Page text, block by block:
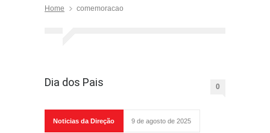
Home comemoracao
Dia dos Pais 0
Noticias da Direção 9 de agosto de 2025